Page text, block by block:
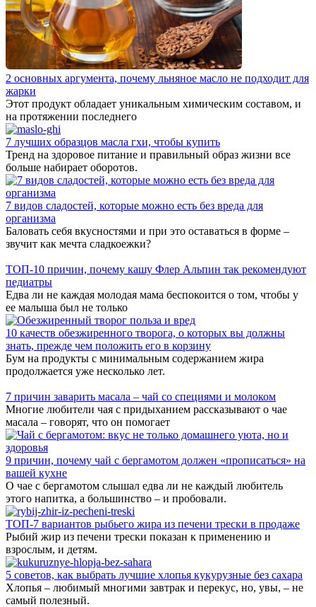
2 основных аргумента, почему льняное масло не подходит для
жарки
Этот продукт обладает уникальным химическим составом, и
на протяжении последнего
7 лучших образцов масла гхи, чтобы купить
Тренд на здоровое питание и правильный образ жизни все
больше набирает оборотов.
7 видов сладостей, которые можно есть без вреда для
организма
Баловать себя вкусностями и при это оставаться в форме –
звучит как мечта сладкоежки?
ТОП-10 причин, почему кашу Флер Альпин так рекомендуют
педиатры
Едва ли не каждая молодая мама беспокоится о том, чтобы у
ее малыша был не только
10 качеств обезжиренного творога, о которых вы должны
знать, прежде чем положить его в корзину
Бум на продукты с минимальным содержанием жира
продолжается уже несколько лет.
7 причин заварить масала – чай со специями и молоком
Многие любители чая с придыханием рассказывают о чае
масала – говорят, что он помогает
9 причин, почему чай с бергамотом должен «прописаться» на
вашей кухне
О чае с бергамотом слышал едва ли не каждый любитель
этого напитка, а большинство – и пробовали.
ТОП-7 вариантов рыбьего жира из печени трески в продаже
Рыбий жир из печени трески показан к применению и
взрослым, и детям.
5 советов, как выбрать лучшие хлопья кукурузные без сахара
Хлопья – любимый многими завтрак и перекус, но, увы, – не
самый полезный.